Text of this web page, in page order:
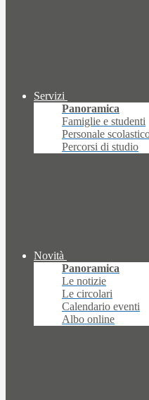
Servizi
Panoramica
Famiglie e studenti
Personale
Percorsi di studio
Novità
Panoramica
Le notizie
Le circolari
Calendario eventi
Albo online